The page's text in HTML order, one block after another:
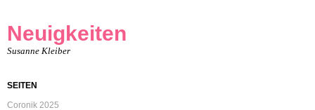
Neuigkeiten
Susanne Kleiber
SEITEN
Coronik 2025